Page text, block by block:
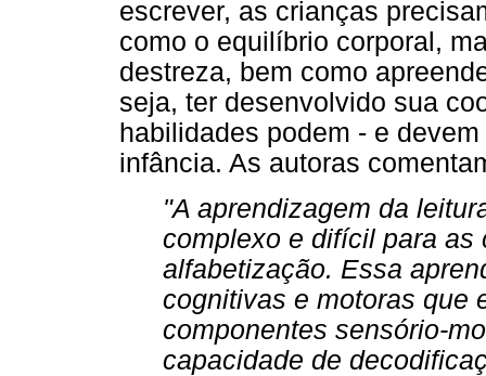
escrever, as crianças
como o equilíbrio corporal,
destreza, bem como
seja, ter desenvolvido sua
habilidades podem - e
infância. As autoras
"A aprendizagem da
complexo e difícil para
alfabetização. Essa
cognitivas e motoras que
componentes sensório-
capacidade de